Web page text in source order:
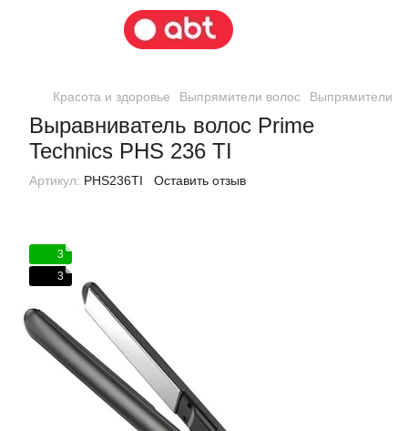
Красота и здоровье Выпрямители волос Выпрямители
Выравниватель волос Prime
Technics PHS 236 TI
Артикул: PHS236TI Оставить отзыв
3
3